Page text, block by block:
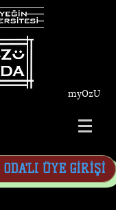
myOzU
ODA'LI ÜYE GİRİŞİ